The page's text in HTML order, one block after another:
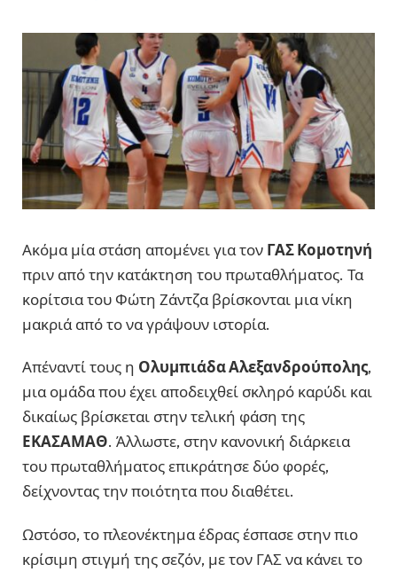
Ακόμα μία στάση απομένει για τον ΓΑΣ Κομοτηνή
πριν από την κατάκτηση του πρωταθλήματος. Τα
κορίτσια του Φώτη Ζάντζα βρίσκονται μια νίκη
μακριά από το να γράψουν ιστορία.
Απέναντί τους η Ολυμπιάδα Αλεξανδρούπολης,
μια ομάδα που έχει αποδειχθεί σκληρό καρύδι και
δικαίως βρίσκεται στην τελική φάση της
ΕΚΑΣΑΜΑΘ. Άλλωστε, στην κανονική διάρκεια
του πρωταθλήματος επικράτησε δύο φορές,
δείχνοντας την ποιότητα που διαθέτει.
Ωστόσο, το πλεονέκτημα έδρας έσπασε στην πιο
κρίσιμη στιγμή της σεζόν, με τον ΓΑΣ να κάνει το